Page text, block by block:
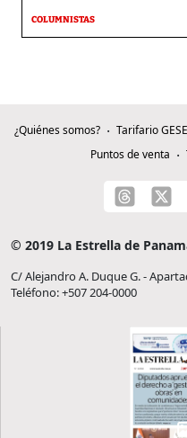
COLUMNISTAS
¿Quiénes somos? Tarifario GESE
Puntos de venta
© 2019 La Estrella de
C/ Alejandro A. Duque G. -
Teléfono: +507 204-0000